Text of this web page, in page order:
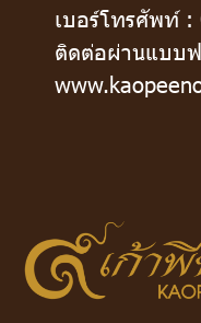
เบอร์โทรศัพท์ :
ติดต่อผ่านแบบ